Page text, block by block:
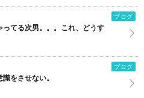
ブログ
ってる次男。。。これ、どうす
ブログ
をさせない。